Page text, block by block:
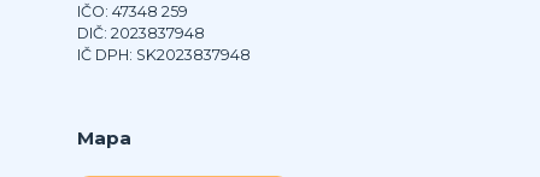
IČO: 47348 259
DIČ: 2023837948
IČ DPH: SK2023837948
Mapa